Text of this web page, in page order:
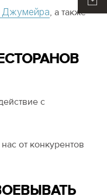
Джумейра, а также
с
от конкурентов